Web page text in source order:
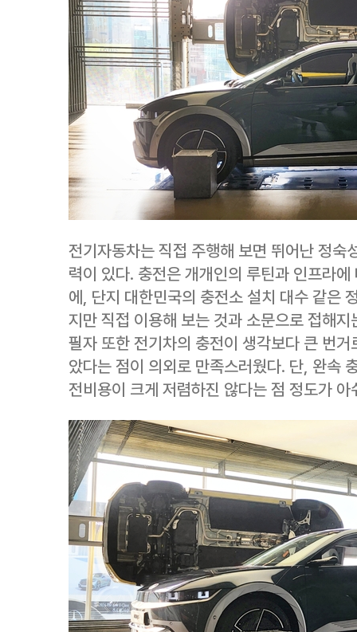
전기자동차는 직접 주행해 보면 뛰어난 정숙
력이 있다. 충전은 개개인의 루틴과 인프라
에, 단지 대한민국의 충전소 설치 대수 같은
지만 직접 이용해 보는 것과 소문으로 접해
필자 또한 전기차의 충전이 생각보다 큰 번
았다는 점이 의외로 만족스러웠다. 단, 완속
전비용이 크게 저렴하진 않다는 점 정도가 아